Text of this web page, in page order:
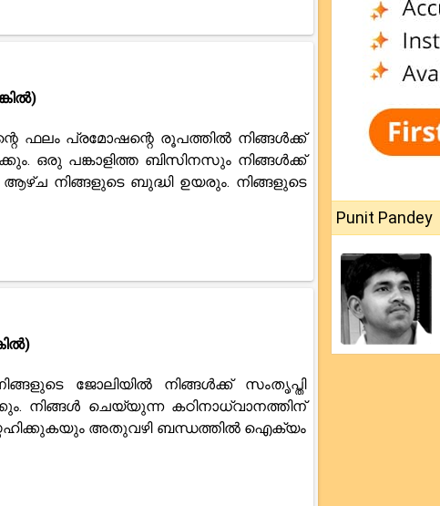
ഫലം പ്രമോഷന്റെ രൂപത്തിൽ നിങ്ങൾക്ക്
ഒരു പങ്കാളിത്ത ബിസിനസും നിങ്ങൾക്ക്
നിങ്ങളുടെ ബുദ്ധി ഉയരും. നിങ്ങളുടെ
ജോലിയിൽ നിങ്ങൾക്ക് സംതൃപ്തി
നിങ്ങൾ ചെയ്യുന്ന കഠിനാധ്വാനത്തിന്
സ്നേഹിക്കുകയും അതുവഴി ബന്ധത്തിൽ ഐക്യം
Punit Pandey